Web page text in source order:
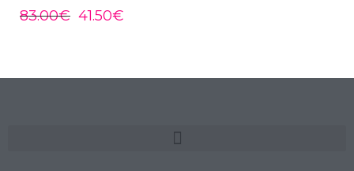
83.00€ 41.50€